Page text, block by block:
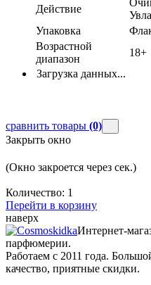
Действие
Упаковка
Возрастной
диапазон
18+
Загрузка данных...
сравнить товары (0)
Закрыть окно
(Окно закроется через сек.)
Количество: 1
Перейти в корзину
наверх
Интернет-
парфюмерии.
Работаем с 2011 года.
качество, приятные скидки.